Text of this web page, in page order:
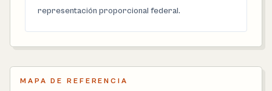
representación proporcional federal.
MAPA DE REFERENCIA